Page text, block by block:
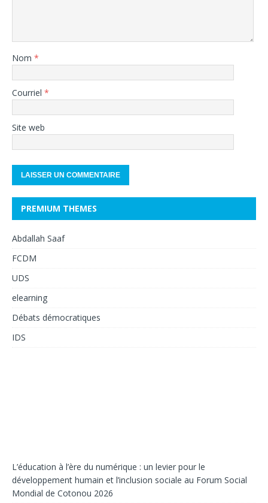
Nom *
Courriel *
Site web
PREMIUM THEMES
Abdallah Saaf
FCDM
UDS
elearning
Débats démocratiques
IDS
L’éducation à l’ère du numérique : un levier pour le
développement humain et l’inclusion sociale au Forum Social
Mondial de Cotonou 2026